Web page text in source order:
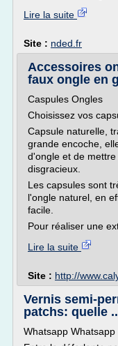
Lire la suite
Site : nded.fr
Accessoires
faux ongle en
Caspules Ongles
Choisissez vos
Capsule naturelle,
grande encoche,
d'ongle et de
disgracieux.
Les capsules sont
l'ongle naturel, en
facile.
Pour réaliser une
Lire la suite
Site : http://
Vernis semi-
patchs: quelle
Whatsapp Whatsapp